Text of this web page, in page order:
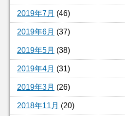
2019年7月 (46)
2019年6月 (37)
2019年5月 (38)
2019年4月 (31)
2019年3月 (26)
2018年11月 (20)